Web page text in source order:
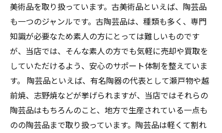
美術品を取り扱っています。古美術品といえば、陶芸品
も一つのジャンルです。古陶芸品は、種類も多く、専門
知識が必要なため素人の方にとっては難しいものです
が、当店では、そんな素人の方でも気軽に売却や買取を
していただけるよう、安心のサポート体制を整えていま
す。 陶芸品といえば、有名陶器の代表として瀬戸物や越
前焼、志野焼などが挙げられますが、当店ではそれらの
陶芸品はもちろんのこと、地方で生産されている一点も
のの陶芸品まで取り扱っています。陶芸品は軽くて割れ